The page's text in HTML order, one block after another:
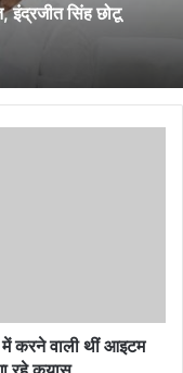
इंद्रजीत सिंह छोटू
करने वाली थीं आइटम